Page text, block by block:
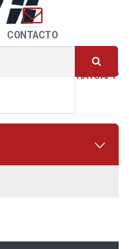
WHATSAPP
CONTACTO